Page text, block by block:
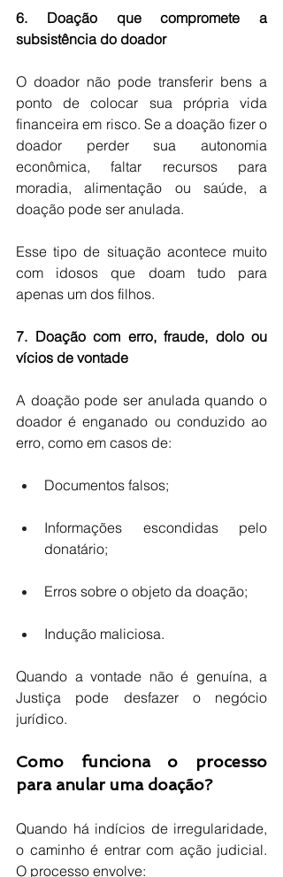
6. Doação que compromete a
subsistência do doador
O doador não pode transferir bens a
ponto de colocar sua própria vida
financeira em risco. Se a doação fizer o
doador perder sua autonomia
econômica, faltar recursos para
moradia, alimentação ou saúde, a
doação pode ser anulada.
Esse tipo de situação acontece muito
com idosos que doam tudo para
apenas um dos filhos.
7. Doação com erro, fraude, dolo ou
vícios de vontade
A doação pode ser anulada quando o
doador é enganado ou conduzido ao
erro, como em casos de:
Documentos falsos;
Informações escondidas pelo
donatário;
Erros sobre o objeto da doação;
Indução maliciosa.
Quando a vontade não é genuína, a
Justiça pode desfazer o negócio
jurídico.
Como funciona o processo
para anular uma doação?
Quando há indícios de irregularidade,
o caminho é entrar com ação judicial.
O processo envolve: